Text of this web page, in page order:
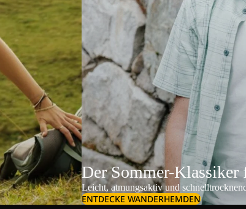
Der Sommer-Klassiker
Leicht, atmungsaktiv und
ENTDECKE WANDERHEMDEN